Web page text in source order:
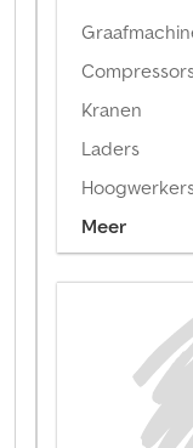
Kranen
Laders
Meer